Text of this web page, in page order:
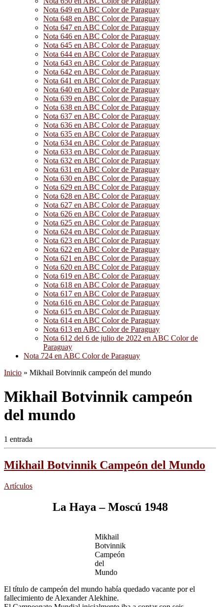
Nota 649 en ABC Color de Paraguay
Nota 648 en ABC Color de Paraguay
Nota 647 en ABC Color de Paraguay
Nota 646 en ABC Color de Paraguay
Nota 645 en ABC Color de Paraguay
Nota 644 en ABC Color de Paraguay
Nota 643 en ABC Color de Paraguay
Nota 642 en ABC Color de Paraguay
Nota 641 en ABC Color de Paraguay
Nota 640 en ABC Color de Paraguay
Nota 639 en ABC Color de Paraguay
Nota 638 en ABC Color de Paraguay
Nota 637 en ABC Color de Paraguay
Nota 636 en ABC Color de Paraguay
Nota 635 en ABC Color de Paraguay
Nota 634 en ABC Color de Paraguay
Nota 633 en ABC Color de Paraguay
Nota 632 en ABC Color de Paraguay
Nota 631 en ABC Color de Paraguay
Nota 630 en ABC Color de Paraguay
Nota 629 en ABC Color de Paraguay
Nota 628 en ABC Color de Paraguay
Nota 627 en ABC Color de Paraguay
Nota 626 en ABC Color de Paraguay
Nota 625 en ABC Color de Paraguay
Nota 624 en ABC Color de Paraguay
Nota 623 en ABC Color de Paraguay
Nota 622 en ABC Color de Paraguay
Nota 621 en ABC Color de Paraguay
Nota 620 en ABC Color de Paraguay
Nota 619 en ABC Color de Paraguay
Nota 618 en ABC Color de Paraguay
Nota 617 en ABC Color de Paraguay
Nota 616 en ABC Color de Paraguay
Nota 615 en ABC Color de Paraguay
Nota 614 en ABC Color de Paraguay
Nota 613 en ABC Color de Paraguay
Nota 612 del 6 de julio de 2022 en ABC Color de
Paraguay
Nota 724 en ABC Color de Paraguay
Inicio » Mikhail Botvinnik campeón del mundo
Mikhail Botvinnik campeón
del mundo
1 entrada
Mikhail Botvinnik Campeón del Mundo
Artículos
La Haya – Moscú 1948
Mikhail
Botvinnik
Campeón
del
Mundo
El título de campeón del mundo había quedado vacante por el
fallecimiento de Alexander Alekhine.